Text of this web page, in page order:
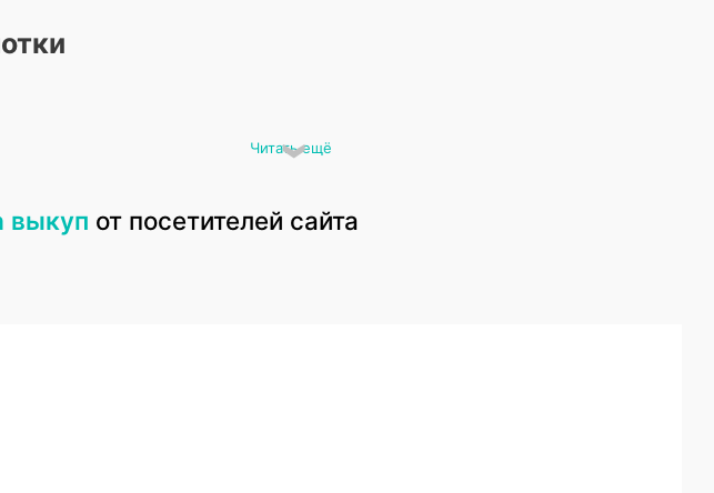
окажется на специализированном предприятии. Там его разберут на
Читать ещё
выкуп от посетителей сайта